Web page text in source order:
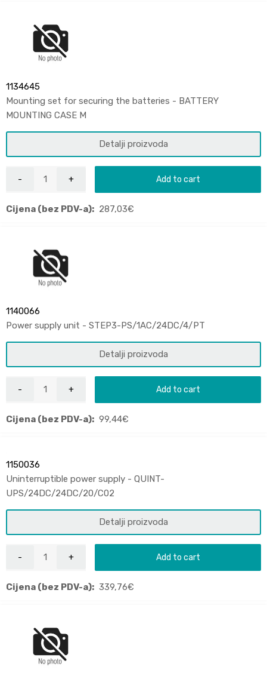
1134645
Mounting set for securing the batteries - BATTERY
MOUNTING CASE M
Detalji proizvoda
Add to cart
Cijena (bez PDV-a): 287,03€
1140066
Power supply unit - STEP3-PS/1AC/24DC/4/PT
Detalji proizvoda
Add to cart
Cijena (bez PDV-a): 99,44€
1150036
Uninterruptible power supply - QUINT-
UPS/24DC/24DC/20/C02
Detalji proizvoda
Add to cart
Cijena (bez PDV-a): 339,76€